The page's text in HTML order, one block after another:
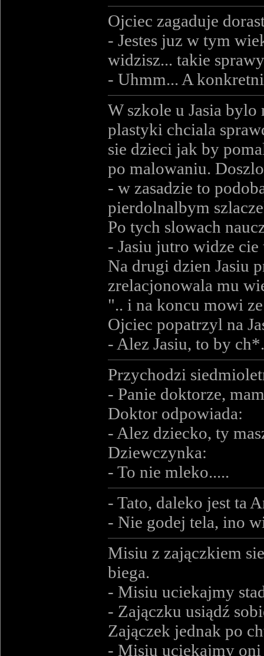
Ojciec zagaduje
- Jestes juz w tym
widzisz... takie
- Uhmm... A
W szkole u Jasia
plastyki chciala
sie dzieci jak by
po malowaniu.
- w zasadzie to
pierdolnalbym
Po tych slowach
- Jasiu jutro widze cie
Na drugi dzien Jasiu
zrelacjonowala mu
".. i na koncu mowi
Ojciec popatrzyl na
- Alez Jasiu, to by
Przychodzi
- Panie doktorze,
Doktor odpowiada:
- Alez dziecko, ty
Dziewczynka:
- To nie mleko.....
- Tato, daleko jest ta
- Nie godej tela, ino
Misiu z zajączkiem
biega.
- Misiu uciekajmy
- Zajączku usiądź
Zajączek jednak po
- Misiu uciekajmy oni